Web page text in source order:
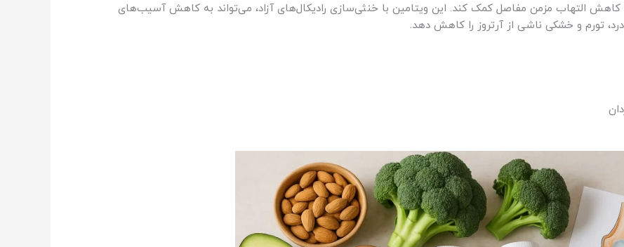
کاهش التهاب مزمن مفاصل کمک کند. این ویتامین با خنثی‌سازی رادیکال‌های آزاد، می‌تواند به کاهش آسیب‌های
تورم و خشکی ناشی از آرتروز را کاهش دهد.